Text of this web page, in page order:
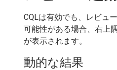
CQLは有効でも、レビュ
可能性がある場合、右上
が表示されます。
動的な結果